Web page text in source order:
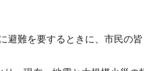
避難を要するときに、市民の